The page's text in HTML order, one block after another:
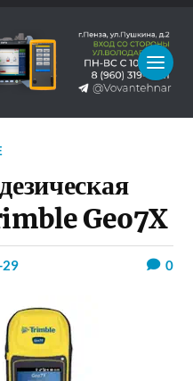
Geo7X
29 0